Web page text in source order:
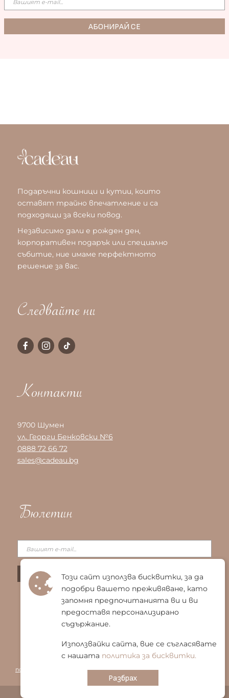
Подаръчни кошници и кутии, които
оставят трайно впечатление и са
подходящи за всеки повод.
Независимо дали е рожден ден,
корпоративен подарък или специално
събитие, ние имаме перфектното
решение за вас.
Следвайте ни
Контакти
9700 Шумен
ул. Георги Бенковски №6
0888 72 66 72
sales@cadeau.bg
Бюлетин
Общи условия
поверителност
Политика за бисквитки |
Този сайт използва бисквитки, за да
подобри вашето преживяване, като
запомня предпочитанията ви и ви
предоставя персонализирано
съдържание.
Използвайки сайта, вие се съгласявате
с нашата политика за бисквитки.
Разбрах